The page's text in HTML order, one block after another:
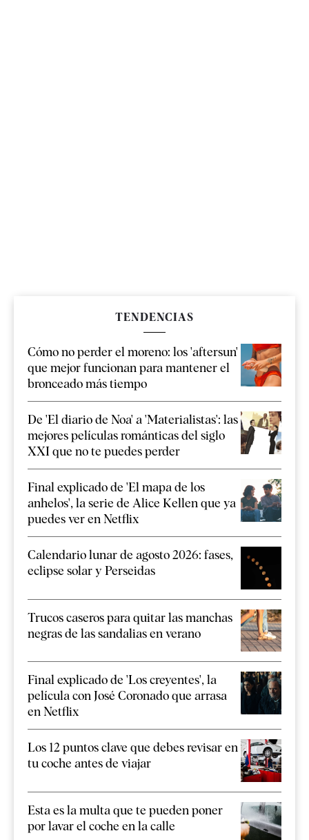
TENDENCIAS
Cómo no perder el moreno: los 'aftersun'
que mejor funcionan para mantener el
bronceado más tiempo
De 'El diario de Noa' a 'Materialistas': las
mejores películas románticas del siglo
XXI que no te puedes perder
Final explicado de 'El mapa de los
anhelos', la serie de Alice Kellen que ya
puedes ver en Netflix
Calendario lunar de agosto 2026: fases,
eclipse solar y Perseidas
Trucos caseros para quitar las manchas
negras de las sandalias en verano
Final explicado de 'Los creyentes', la
película con José Coronado que arrasa
en Netflix
Los 12 puntos clave que debes revisar en
tu coche antes de viajar
Esta es la multa que te pueden poner
por lavar el coche en la calle